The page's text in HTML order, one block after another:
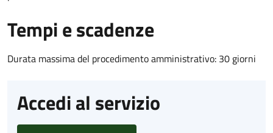
Tempi e scadenze
Durata massima del procedimento amministrativo: 30 giorni
Accedi al servizio